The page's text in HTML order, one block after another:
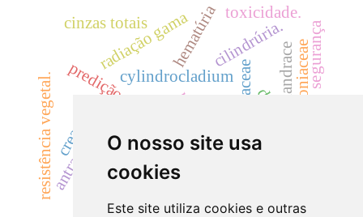
O nosso site usa
cookies
Este site utiliza cookies e outras
predição de interações moleculares
creatinina dicksoniaceae
cylindrocladium
cilindrúria.
uréia
hematúria
drogas vegetais
radiação gama landrace
zanthoxylum rutaceae
samambaia
mata atlântica.
resistência vegetal.antracnose
bignoniaceae
cinzas totais segurança
eficácia
toxicidade.
cyp